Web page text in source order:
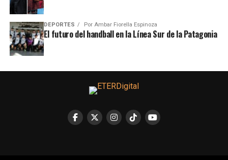
DEPORTES Por Ambar Fiorella Espinoza
El futuro del handball en la Línea Sur de la Patagonia